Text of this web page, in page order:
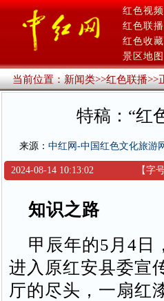
红色视频
红色联播
红色收藏
景区地图
当前位置：新闻类>>红色联播>>
特稿：“红
来源： 中红网-中国红色文化旅游
2024-08-14 10:13:02 【字
知识之路
甲辰年的5月4日
进入原红安县委宣
厅的尽头，一扇红